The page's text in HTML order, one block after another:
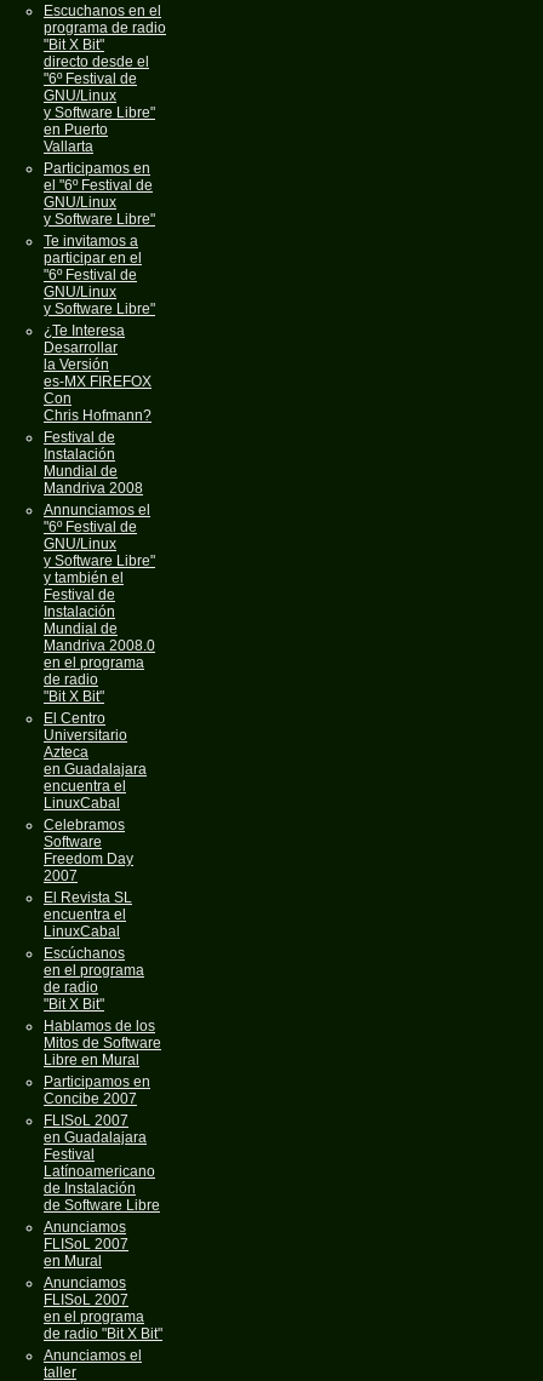
Escuchanos en el
programa de radio
"Bit X Bit"
directo desde el
"6º Festival de
GNU/Linux
y Software Libre"
en Puerto
Vallarta
Participamos en
el "6º Festival de
GNU/Linux
y Software Libre"
Te invitamos a
participar en el
"6º Festival de
GNU/Linux
y Software Libre"
¿Te Interesa
Desarrollar
la Versión
es-MX FIREFOX
Con
Chris Hofmann?
Festival de
Instalación
Mundial de
Mandriva 2008
Annunciamos el
"6º Festival de
GNU/Linux
y Software Libre"
y también el
Festival de
Instalación
Mundial de
Mandriva 2008.0
en el programa
de radio
"Bit X Bit"
El Centro
Universitario
Azteca
en Guadalajara
encuentra el
LinuxCabal
Celebramos
Software
Freedom Day
2007
El Revista SL
encuentra el
LinuxCabal
Escúchanos
en el programa
de radio
"Bit X Bit"
Hablamos de los
Mitos de Software
Libre en Mural
Participamos en
Concibe 2007
FLISoL 2007
en Guadalajara
Festival
Latínoamericano
de Instalación
de Software Libre
Anunciamos
FLISoL 2007
en Mural
Anunciamos
FLISoL 2007
en el programa
de radio "Bit X Bit"
Anunciamos el
taller